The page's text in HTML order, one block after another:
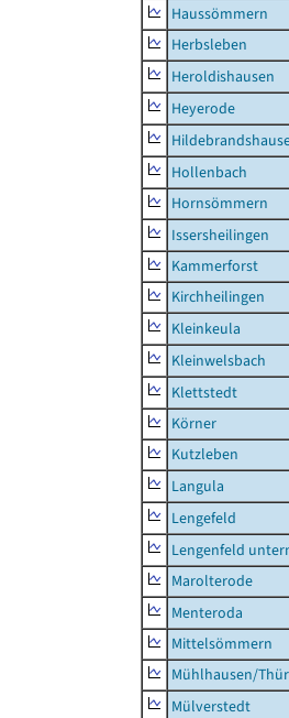
Haussömmern
Herbsleben
Heroldishausen
Heyerode
Hollenbach
Hornsömmern
Issersheilingen
Kammerforst
Kirchheilingen
Kleinkeula
Kleinwelsbach
Klettstedt
Körner
Kutzleben
Langula
Lengefeld
Lengenfeld
Marolterode
Menteroda
Mittelsömmern
Mühlhausen/
Mülverstedt